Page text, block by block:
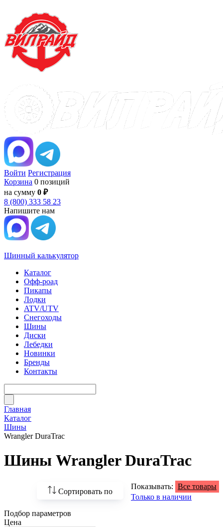
Войти Регистрация
Корзина 0 позиций
на сумму 0 ₽
8 (800) 333 58 23
Напишите нам
Шинный калькулятор
Каталог
Офф-роад
Пикапы
Лодки
ATV/UTV
Снегоходы
Шины
Диски
Лебедки
Новинки
Бренды
Контакты
Главная
Каталог
Шины
Wrangler DuraTrac
Шины Wrangler DuraTrac
Сортировать по
По возрастанию
Показывать: Все товары
Только в наличии
Подбор параметров
Цена